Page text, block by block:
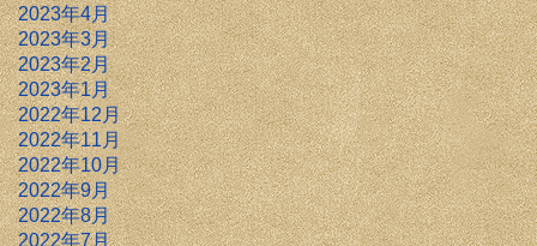
2023年4月
2023年3月
2023年2月
2023年1月
2022年12月
2022年11月
2022年10月
2022年9月
2022年8月
2022年7月